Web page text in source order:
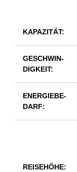
KA­PA­ZI­TÄT:
GE­SCHWIN­
DIG­KEIT:
EN­ER­GIE­BE­
DARF:
REI­SE­HÖ­HE: